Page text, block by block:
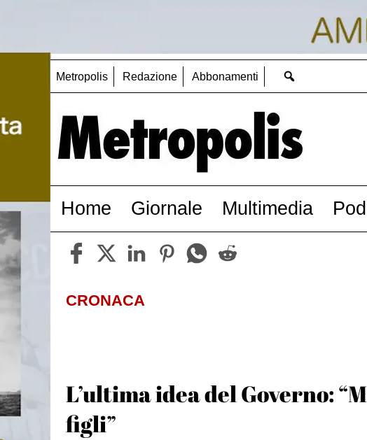
Metropolis Redazione Abbonamenti
Home Giornale Multimedia
CRONACA
L’ultima idea del Governo:
figli”